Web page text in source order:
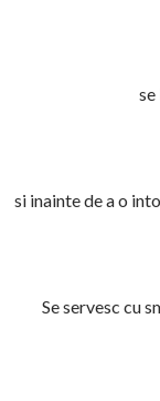
se
si inainte de a o
Se servesc cu